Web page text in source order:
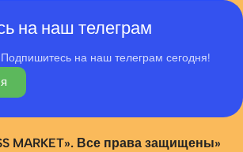
на наш телеграм
на наш телеграм сегодня!
MARKET». Все права защищены»